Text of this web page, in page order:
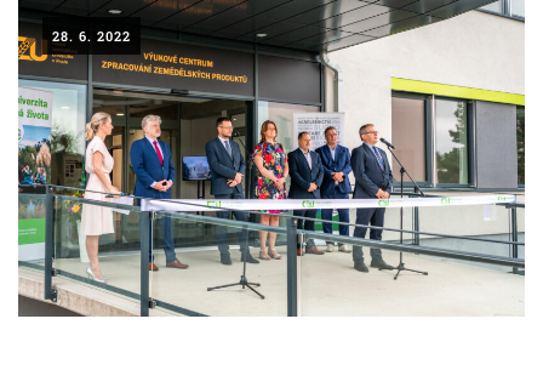
28. 6. 2022